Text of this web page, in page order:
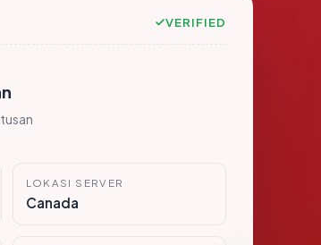
VERIFIED
LOKASI SERVER
Canada